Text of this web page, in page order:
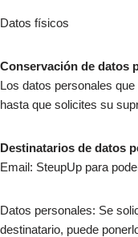
Datos físicos
Conservación de datos
Los datos personales
hasta que solicites su
Destinatarios de datos
Email: SteupUp para
Datos personales: Se
destinatario, puede